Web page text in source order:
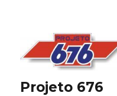
Projeto 676